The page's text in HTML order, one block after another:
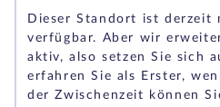
Dieser Standort ist derzeit
verfügbar. Aber wir
aktiv, also setzen Sie sich
erfahren Sie als Erster,
der Zwischenzeit können